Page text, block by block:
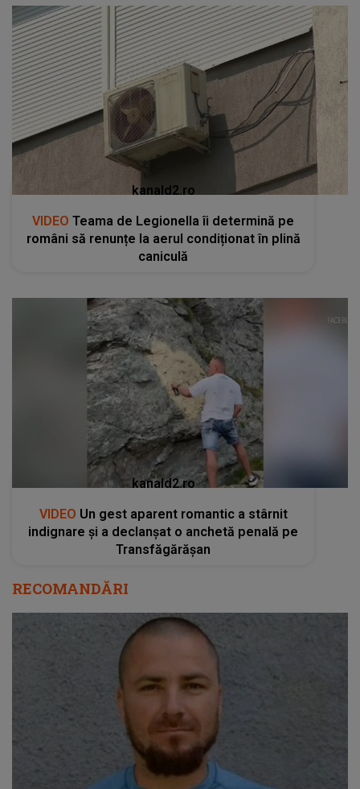
kanald2.ro
VIDEO Teama de Legionella îi determină pe
români să renunțe la aerul condiționat în plină
caniculă
kanald2.ro
VIDEO Un gest aparent romantic a stârnit
indignare și a declanșat o anchetă penală pe
Transfăgărășan
RECOMANDĂRI